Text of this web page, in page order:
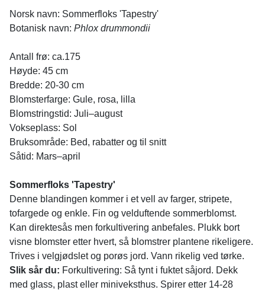
Norsk navn: Sommerfloks 'Tapestry'
Botanisk navn: Phlox drummondii
Antall frø: ca.175
Høyde: 45 cm
Bredde: 20-30 cm
Blomsterfarge: Gule, rosa, lilla
Blomstringstid: Juli–august
Vokseplass: Sol
Bruksområde: Bed, rabatter og til snitt
Såtid: Mars–april
Sommerfloks 'Tapestry'
Denne blandingen kommer i et vell av farger, stripete,
tofargede og enkle. Fin og velduftende sommerblomst.
Kan direktesås men forkultivering anbefales. Plukk bort
visne blomster etter hvert, så blomstrer plantene rikeligere.
Trives i velgjødslet og porøs jord. Vann rikelig ved tørke.
Slik sår du: Forkultivering: Så tynt i fuktet såjord. Dekk
med glass, plast eller miniveksthus. Spirer etter 14-28